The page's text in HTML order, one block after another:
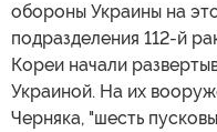
обороны Украины на
подразделения 112-й
Кореи начали
Украиной. На их
Черняка, "шесть